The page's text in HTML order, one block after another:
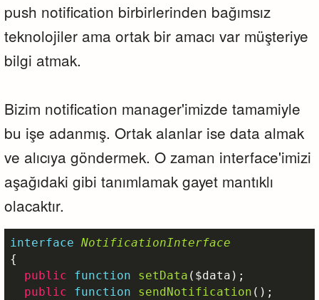
push notification birbirlerinden bağımsız
teknolojiler ama ortak bir amacı var müşteriye
bilgi atmak.
Bizim notification manager'imizde tamamiyle
bu işe adanmış. Ortak alanlar ise data almak
ve alıcıya göndermek. O zaman interface'imizi
aşağıdaki gibi tanımlamak gayet mantıklı
olacaktır.
interface NotificationInterface
{
public
function setData ( $data ) ;
public
function sendNotification () ;